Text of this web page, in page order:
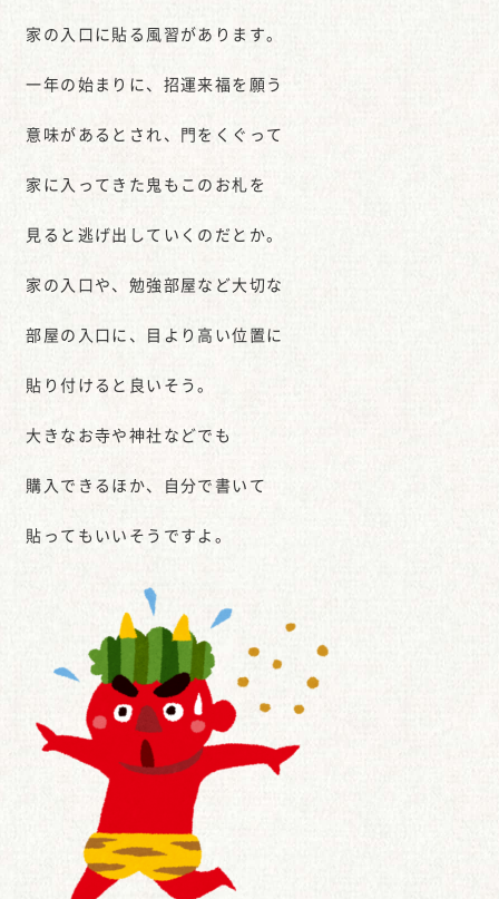
家の入口に貼る風習があります。
一年の始まりに、招運来福を願う
意味があるとされ、門をくぐって
家に入ってきた鬼もこのお札を
見ると逃げ出していくのだとか。
家の入口や、勉強部屋など大切な
部屋の入口に、目より高い位置に
貼り付けると良いそう。
大きなお寺や神社などでも
購入できるほか、自分で書いて
貼ってもいいそうですよ。